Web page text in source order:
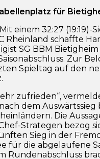
für
einem 32:27 (19:19)-
Rheinland schaffte
SG BBM
Zur
Spieltag auf den
zufrieden“,
dem Auswärtssieg
Die
Strategen bezog
Sieg in der
für die abgelaufene
Rundenabschluss